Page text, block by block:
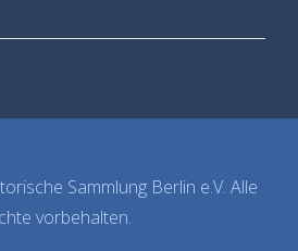
Sammlung Berlin e.V. Alle
vorbehalten.